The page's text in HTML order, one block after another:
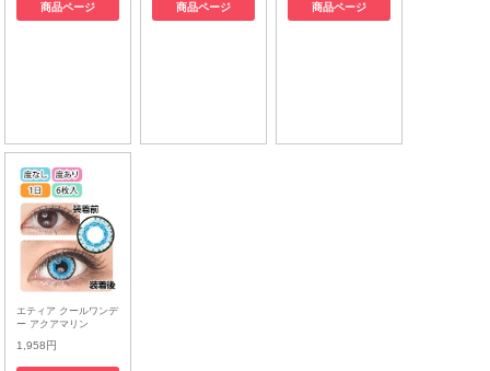
商品ページ 商品ページ 商品ページ
エティア クールワンデ
ー アクアマリン
1,958円